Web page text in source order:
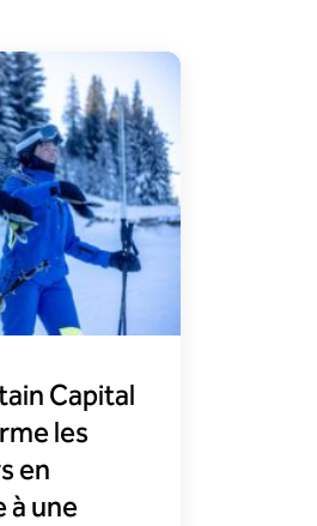
Capital
les
en
à une